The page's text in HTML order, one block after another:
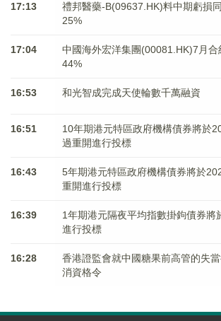
17:13
禮邦醫藥-B(09637.HK)料中期虧損
25%
17:04
中國海外宏洋集團(00081.HK)7月
44%
16:53 和光智成完成天使輪數千萬融資
16:51
10年期港元特區政府機構債券將於
過重開進行投標
16:43
5年期港元特區政府機構債券將於
重開進行投標
16:39
1年期港元隔夜平均指數掛鉤債券將
進行投標
16:28
香港證監會就中國糖果前高管的失
消資格令